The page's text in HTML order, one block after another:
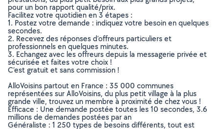
pour un bon rapport qualité/prix.
Facilitez votre quotidien en 3 étapes :
1. Postez votre demande : indiquez votre besoin en quelques
secondes.
2. Recevez des réponses d’offreurs particuliers et
professionnels en quelques minutes.
3. Echangez avec les offreurs depuis la messagerie privée et
sécurisée et faites votre choix !
C’est gratuit et sans commission !
AlloVoisins partout en France : 35 000 communes
représentées sur AlloVoisins, du plus petit village à la plus
grande ville, trouvez un membre à proximité de chez vous !
Efficace : Une demande postée toutes les 10 secondes, 3.6
millions de demandes postées par an
Généraliste : 1 250 types de besoins différents, tout est